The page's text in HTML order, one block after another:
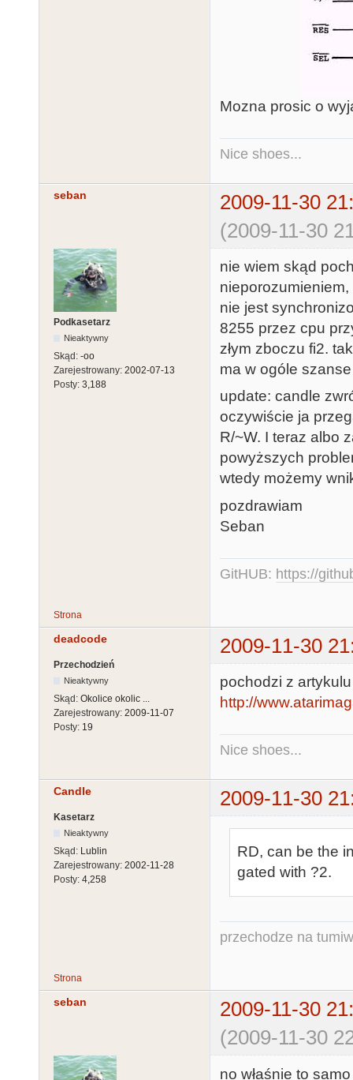
Mozna prosic o
Nice shoes...
seban
2009-11-30
(2009-11-30
Podkasetarz
Nieaktywny
Skąd: -oo
Zarejestrowany: 2002-07-13
Posty: 3,188
nie wiem skąd
nie jest
8255 przez cpu
złym zboczu fi2.
ma w ogóle
update: candle
oczywiście ja
R/~W. I teraz albo
powyższych
wtedy możemy
pozdrawiam
Seban
GitHUB: https://
Strona
deadcode 2009-11-30
Przechodzień
Nieaktywny
Skąd: Okolice okolic ...
Zarejestrowany: 2009-11-07
Posty: 19
pochodzi z
http://
Nice shoes...
Candle 2009-11-30
Kasetarz
Nieaktywny
Skąd: Lublin
Zarejestrowany: 2002-11-28
Posty: 4,258
RD, can be the
gated with ?2.
przechodze na
Strona
seban
2009-11-30
(2009-11-30
no właśnie to